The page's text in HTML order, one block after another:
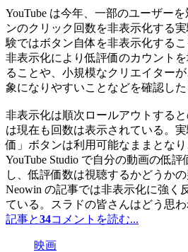
YouTube は今年、一部のユーザー
ンのクリック回数を非表示化する
験ではボタン自体を非表示化する
非表示化により低評価のカウント
ることや、小規模なクリエイター
象になりやすいことなどを確認した
非表示化は順次ロールアウトする
は現在も回数は表示されている。
価」ボタンは利用可能なままとな
YouTube Studio で自分の動画の低
し、低評価数は視聴するかどうか
Neowin の記事では非表示化に強く
ている。スラドの皆さんはどう思わ
記事と34コメントを読む...
映画